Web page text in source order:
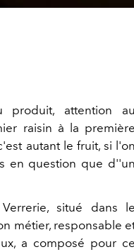
produit, attention au
raisin à la première
autant le fruit, si l'on
en question que d''un
situé dans le
métier, responsable
a composé pour ce